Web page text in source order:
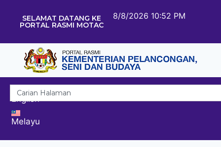
SELAMAT DATANG KE
PORTAL RASMI MOTAC
8/8/2026 10:52 PM
English
Melayu